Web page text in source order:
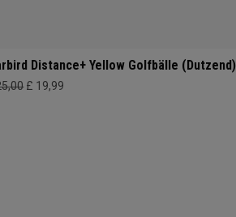
Distance+ Yellow Golfbälle (Dutzend)
£ 19,99